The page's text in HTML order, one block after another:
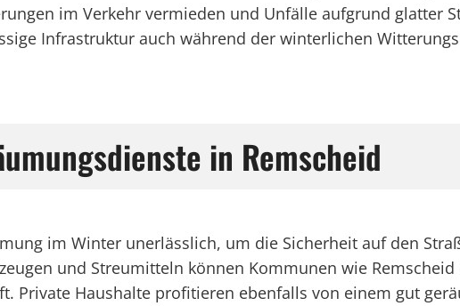
im Verkehr vermieden und Unfälle aufgrund glatter
Infrastruktur auch während der winterlichen
in Remscheid
im Winter unerlässlich, um die Sicherheit auf den
und Streumitteln können Kommunen wie
Private Haushalte profitieren ebenfalls von einem gut